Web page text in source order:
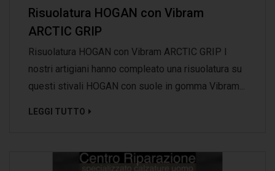
Risuolatura HOGAN con Vibram
ARCTIC GRIP
Risuolatura HOGAN con Vibram ARCTIC GRIP I
nostri artigiani hanno compleato una risuolatura su
questi stivali HOGAN con suole in gomma Vibram...
LEGGI TUTTO